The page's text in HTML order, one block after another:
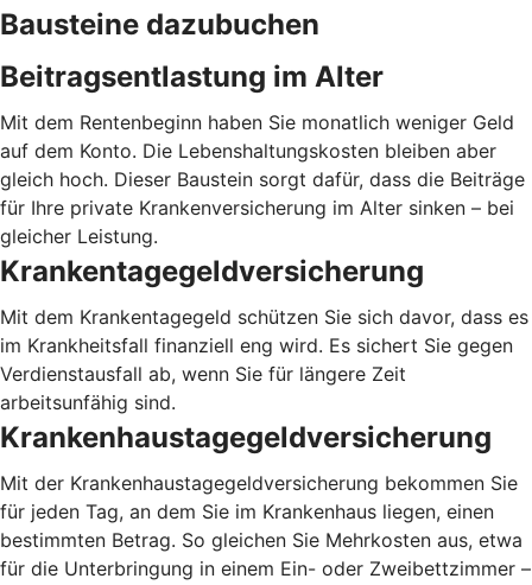
Bausteine dazubuchen
Beitragsentlastung im Alter
Mit dem Rentenbeginn haben Sie monatlich weniger Geld
auf dem Konto. Die Lebenshaltungskosten bleiben aber
gleich hoch. Dieser Baustein sorgt dafür, dass die Beiträge
für Ihre private Krankenversicherung im Alter sinken – bei
gleicher Leistung.
Krankentagegeldversicherung
Mit dem Krankentagegeld schützen Sie sich davor, dass es
im Krankheitsfall finanziell eng wird. Es sichert Sie gegen
Verdienstausfall ab, wenn Sie für längere Zeit
arbeitsunfähig sind.
Krankenhaustagegeldversicherung
Mit der Krankenhaustagegeldversicherung bekommen Sie
für jeden Tag, an dem Sie im Krankenhaus liegen, einen
bestimmten Betrag. So gleichen Sie Mehrkosten aus, etwa
für die Unterbringung in einem Ein- oder Zweibettzimmer –